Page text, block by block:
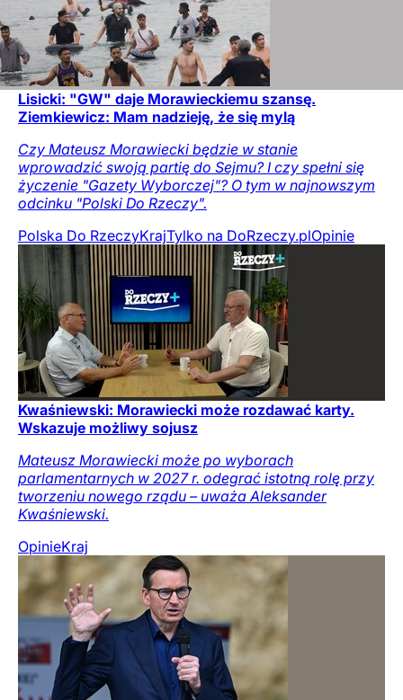
Lisicki: "GW" daje Morawieckiemu szansę.
Ziemkiewicz: Mam nadzieję, że się mylą
Czy Mateusz Morawiecki będzie w stanie
wprowadzić swoją partię do Sejmu? I czy spełni się
życzenie "Gazety Wyborczej"? O tym w najnowszym
odcinku "Polski Do Rzeczy".
Polska Do RzeczyKrajTylko na DoRzeczy.plOpinie
Kwaśniewski: Morawiecki może rozdawać karty.
Wskazuje możliwy sojusz
Mateusz Morawiecki może po wyborach
parlamentarnych w 2027 r. odegrać istotną rolę przy
tworzeniu nowego rządu – uważa Aleksander
Kwaśniewski.
OpinieKraj